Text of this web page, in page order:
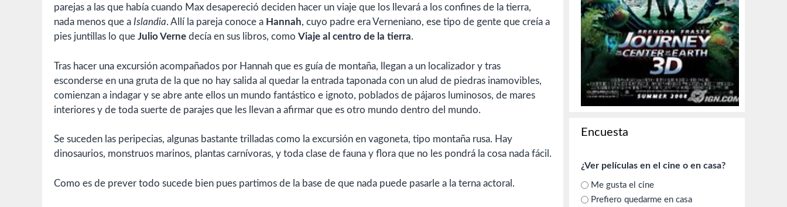
parejas a las que había cuando Max desapereció deciden hacer un viaje que los llevará a los confines de la tierra,
nada menos que a Islandia. Allí la pareja conoce a Hannah, cuyo padre era Verneniano, ese tipo de gente que creía a
pies juntillas lo que Julio Verne decía en sus libros, como Viaje al centro de la tierra.
Tras hacer una excursión acompañados por Hannah que es guía de montaña, llegan a un localizador y tras
esconderse en una gruta de la que no hay salida al quedar la entrada taponada con un alud de piedras inamovibles,
comienzan a indagar y se abre ante ellos un mundo fantástico e ignoto, poblados de pájaros luminosos, de mares
interiores y de toda suerte de parajes que les llevan a afirmar que es otro mundo dentro del mundo.
Se suceden las peripecias, algunas bastante trilladas como la excursión en vagoneta, tipo montaña rusa. Hay
dinosaurios, monstruos marinos, plantas carnívoras, y toda clase de fauna y flora que no les pondrá la cosa nada fácil.
Como es de prever todo sucede bien pues partimos de la base de que nada puede pasarle a la terna actoral.
Encuesta
¿Ver películas en el cine o en casa?
Me gusta el cine
Prefiero quedarme en casa